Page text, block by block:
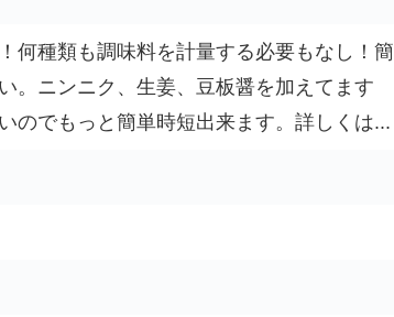
何種類も調味料を計量する必要もなし！簡
。ニンニク、生姜、豆板醤を加えてます
のでもっと簡単時短出来ます。詳しくは...